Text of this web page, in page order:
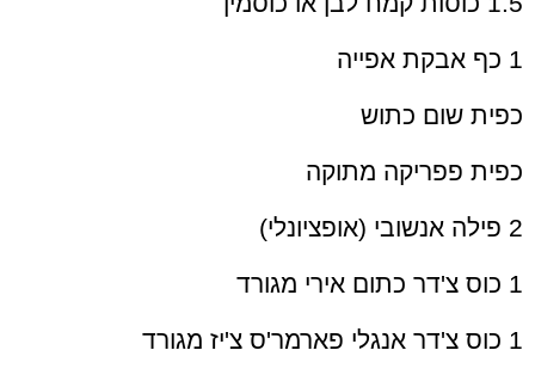
1 כף אבקת אפייה
כפית שום כתוש
כפית פפריקה מתוקה
2 פילה אנשובי (אופציונלי)
1 כוס צ'דר כתום אירי מגורד
1 כוס צ'דר אנגלי פארמר'ס צ'יז מגורד